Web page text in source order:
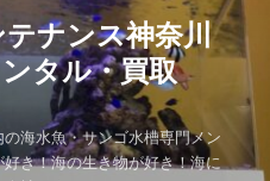
ナンス神奈川
タル・買取
海水魚・サンゴ水槽専門メン
き！海の生き物が好き！海に